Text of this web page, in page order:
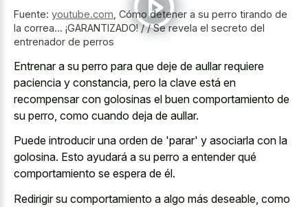
Fuente: youtube.com Cómo detener a su perro tirando de
la correa... ¡GARANTIZADO! / / Se revela el secreto del
entrenador de perros
Entrenar a su perro para que deje de aullar requiere
paciencia y constancia, pero la clave está en
recompensar con golosinas el buen comportamiento de
su perro, como cuando deja de aullar.
Puede introducir una orden de 'parar' y asociarla con la
golosina. Esto ayudará a su perro a entender qué
comportamiento se espera de él.
Redirigir su comportamiento a algo más deseable, como